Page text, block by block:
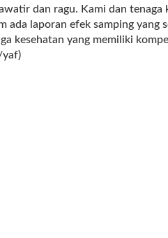
dan ragu. Kami dan tenaga
ada laporan efek samping yang
kesehatan yang memiliki
yaf)